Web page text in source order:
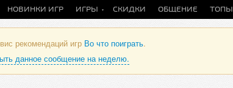
НОВИНКИ ИГР ИГРЫ СКИДКИ ОБЩЕНИЕ ТОПЫ
рекомендаций игр Во что поиграть.
данное сообщение на неделю.